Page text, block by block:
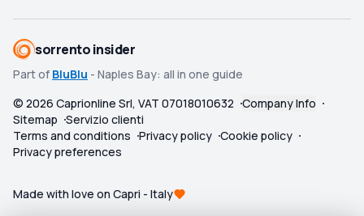
sorrento insider
Part of BluBlu - Naples Bay: all in one guide
© 2026 Caprionline Srl, VAT 07018010632 Company Info
Sitemap Servizio clienti
Terms and conditions Privacy policy Cookie policy
Privacy preferences
Made with love on Capri - Italy